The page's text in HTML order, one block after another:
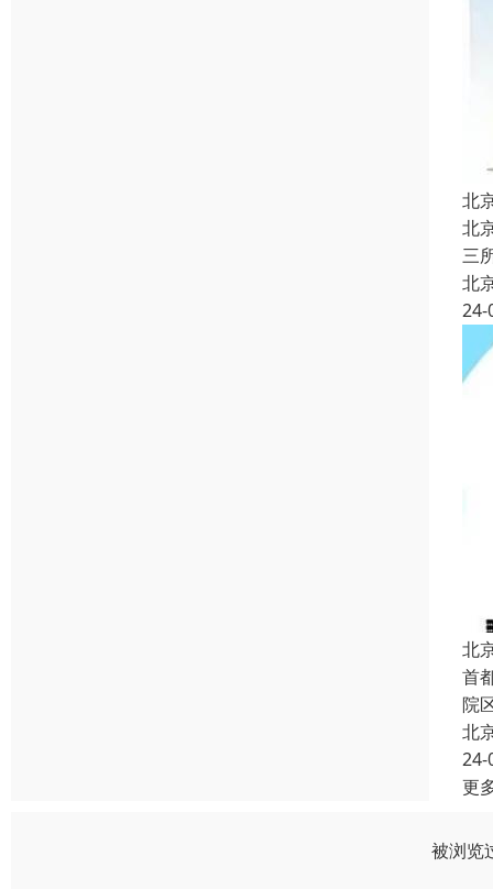
北
北
三
北
24-
北
首
院
北
24-
更
被浏览